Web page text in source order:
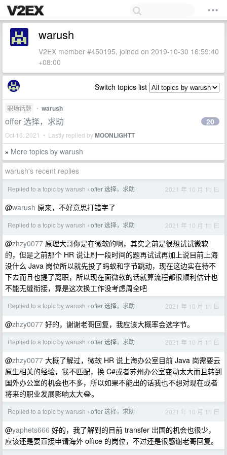
warush
V2EX member #450195, joined on 2019-10-30 16:59:40
+08:00
Switch topics list
职场话题 • warush
offer 选择，求助
Oct 16, 2021 • Lastly replied byMOONLIGHTT
20
» More topics by warush
warush's recent replies
Replied to a topic by warush › offer 选择，求助 2021 年 10 月 11 日
@warush 原来，不好意思打错字了
Replied to a topic by warush › offer 选择，求助 2021 年 10 月 11 日
@zhzy0077 原理大哥你是在微软的啊，其实之前是很想试试微软
的，但是之前那个 HR 说让刷一段时间的题再试试再加上说目前上海
没什么 Java 岗位所以就先投了蚂蚁和字节跳动，现在这边实在待不
下去而且也提了离职，所以现在面微软的话就算流程都很顺利估计也
不能无缝衔接，算是这次换工作没考虑周全吧
Replied to a topic by warush › offer 选择，求助 2021 年 10 月 11 日
@zhzy0077 好的，谢谢老哥回复，我应该大概率会选字节。
Replied to a topic by warush › offer 选择，求助 2021 年 10 月 11 日
@zhzy0077 大概了解过，微软 HR 说上海办公室目前 Java 岗需要云
原生相关的经验，我不匹配，换 C#或者苏州办公室变动太大而且转到
国外办公室的机会也不多，所以如果不能出的话我也不想对现在或者
将来的职业发展影响太大😂。
Replied to a topic by warush › offer 选择，求助 2021 年 10 月 11 日
@yaphets666 好的，我了解到的目前 transfer 出国的机会也很少，
应该还是要直接申请海外 office 的岗位，不过还是很感谢老哥回复。